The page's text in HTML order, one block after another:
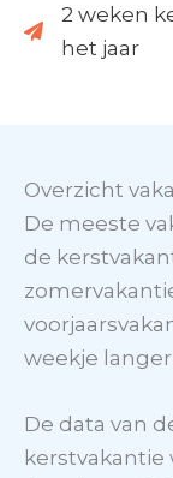
2 weken
het jaar
Overzicht
De meeste
de
weekje
De data van